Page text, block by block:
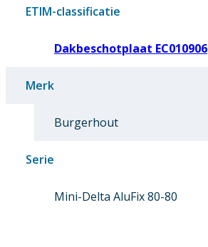
ETIM-classificatie
Dakbeschotplaat EC010906
Merk
Burgerhout
Serie
Mini-Delta AluFix 80-80